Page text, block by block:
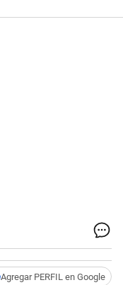
Agregar PERFIL en Google